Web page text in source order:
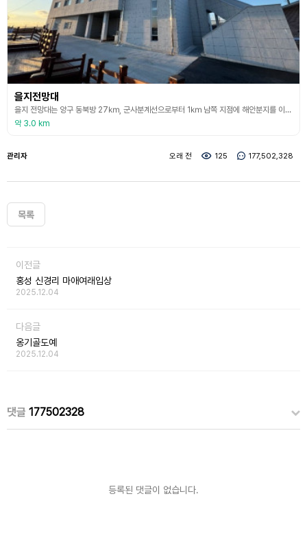
을지전망대
을지 전망대는 양구 동북방 27㎞, 군사분계선으로부터 1㎞ 남쪽 지점에 해안분지를 이루고 있는 가칠봉의 능선에 자리 잡고 있다. 1987년 12월 12일 전경련 회장단이 육군 제1862부대를 방문해 안보교육관의 건립을 제의했고, 이듬해인 1988년 5월 31일 1억 2,500만 원을 부대에 기탁함으로써 을지 전망대를 건립하게 되었다. 금강산 비로봉 등 내금강을 한눈에 볼 수 있는 해발 1,049m의 최전방 안보관광지로 매년 10여만 명의 관광객이 찾고
약 3.0 km
관리자 오래 전 125 177,502,328
목록
이전글
홍성 신경리 마애여래입상
2025.12.04
다음글
옹기골도예
2025.12.04
댓글 177502328
등록된 댓글이 없습니다.